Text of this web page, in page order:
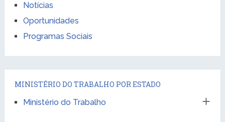
Notícias
Oportunidades
Programas Sociais
MINISTÉRIO DO TRABALHO POR ESTADO
Ministério do Trabalho